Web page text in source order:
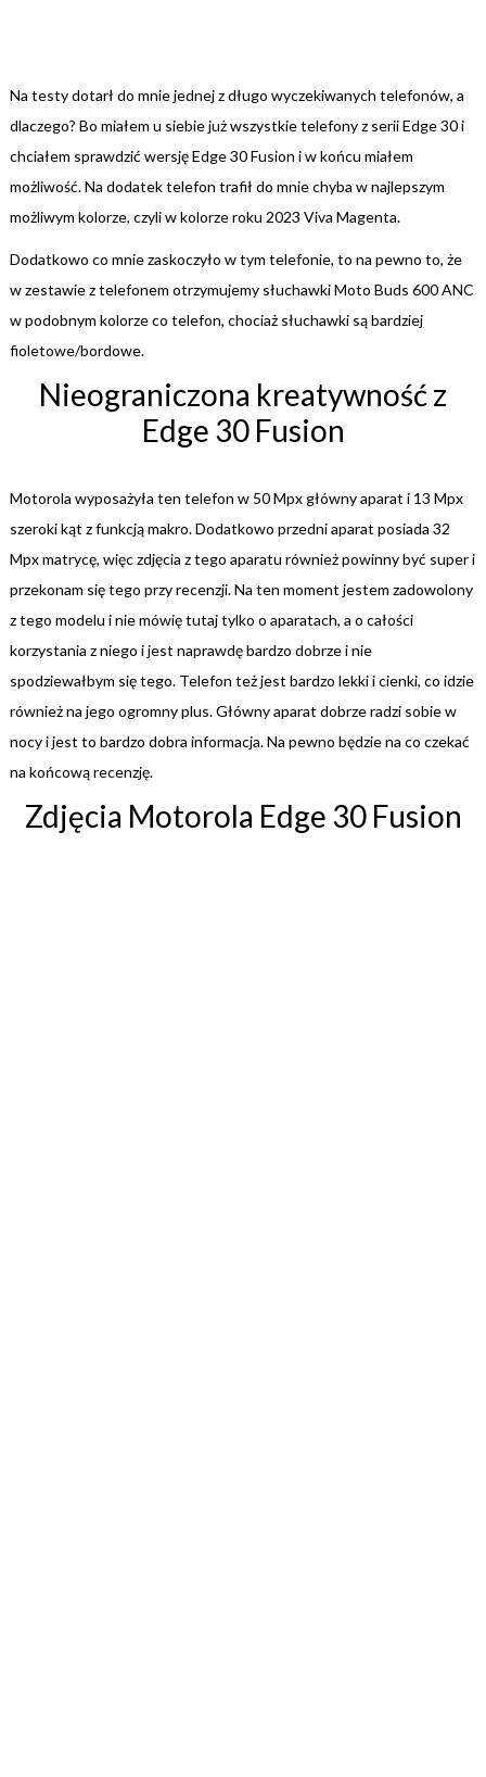
Na testy dotarł do mnie jednej z długo wyczekiwanych telefonów, a
dlaczego? Bo miałem u siebie już wszystkie telefony z serii Edge 30 i
chciałem sprawdzić wersję Edge 30 Fusion i w końcu miałem
możliwość. Na dodatek telefon trafił do mnie chyba w najlepszym
możliwym kolorze, czyli w kolorze roku 2023 Viva Magenta.
Dodatkowo co mnie zaskoczyło w tym telefonie, to na pewno to, że
w zestawie z telefonem otrzymujemy słuchawki Moto Buds 600 ANC
w podobnym kolorze co telefon, chociaż słuchawki są bardziej
fioletowe/bordowe.
Nieograniczona kreatywność z
Edge 30 Fusion
Motorola wyposażyła ten telefon w 50 Mpx główny aparat i 13 Mpx
szeroki kąt z funkcją makro. Dodatkowo przedni aparat posiada 32
Mpx matrycę, więc zdjęcia z tego aparatu również powinny być super i
przekonam się tego przy recenzji. Na ten moment jestem zadowolony
z tego modelu i nie mówię tutaj tylko o aparatach, a o całości
korzystania z niego i jest naprawdę bardzo dobrze i nie
spodziewałbym się tego. Telefon też jest bardzo lekki i cienki, co idzie
również na jego ogromny plus. Główny aparat dobrze radzi sobie w
nocy i jest to bardzo dobra informacja. Na pewno będzie na co czekać
na końcową recenzję.
Zdjęcia Motorola Edge 30 Fusion